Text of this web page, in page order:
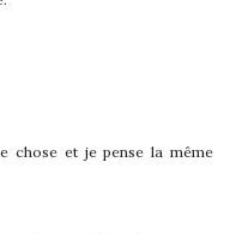
chose et je pense la même